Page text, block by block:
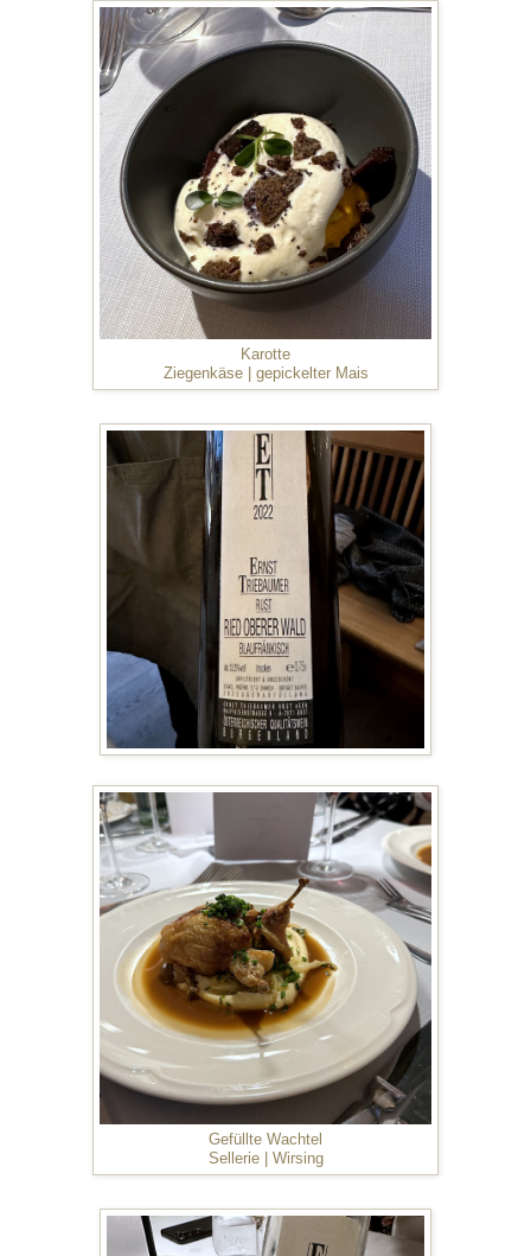
Karotte
Ziegenkäse | gepickelter Mais
Gefüllte Wachtel
Sellerie | Wirsing